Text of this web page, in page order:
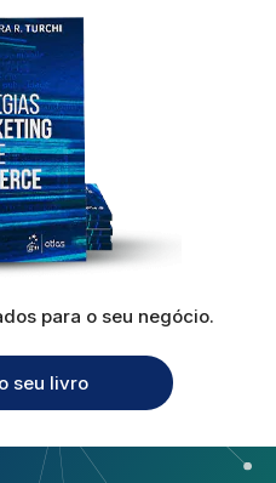
para o seu negócio.
seu livro